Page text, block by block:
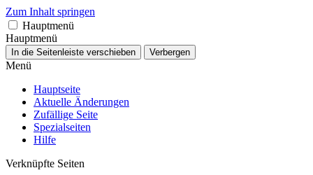
Zum Inhalt springen
Hauptmenü
Hauptmenü
In die Seitenleiste verschieben Verbergen
Menü
Hauptseite
Aktuelle Änderungen
Zufällige Seite
Spezialseiten
Hilfe
Verknüpfte Seiten